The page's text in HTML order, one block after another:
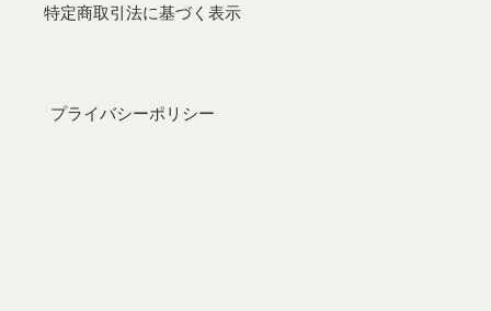
特定商取引法に基づく表示
プライバシーポリシー